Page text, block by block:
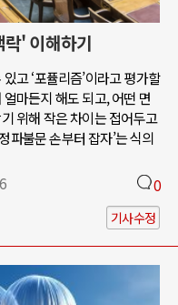
' 이해하기
고 ‘포퓰리즘’이라고 평가할
마든지 해도 되고, 어떤 면
위해 작은 차이는 접어두고
파불문 손부터 잡자’는 식의
0
기사수정